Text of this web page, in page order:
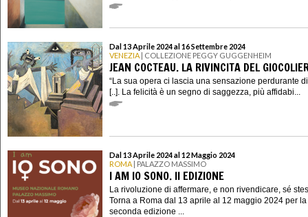
Dal 13 Aprile 2024 al 16 Settembre 2024
VENEZIA | COLLEZIONE PEGGY GUGGENHEIM
JEAN COCTEAU. LA RIVINCITA DEL
“La sua opera ci lascia una sensazione perdurante
[..]. La felicità è un segno di saggezza, più affidabi...
Dal 13 Aprile 2024 al 12 Maggio 2024
ROMA | PALAZZO MASSIMO
I AM IO SONO. II EDIZIONE
La rivoluzione di affermare, e non rivendicare, sé
Torna a Roma dal 13 aprile al 12 maggio 2024 per la
seconda edizione ...